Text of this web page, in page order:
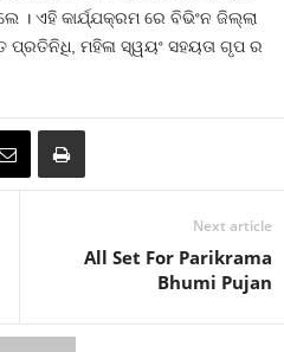
। ଏହି କାର୍ଯ୍ଯକ୍ରମ ରେ ବିଭିଂନ ଜିଲ୍ଲା
ମହିଳା ସ୍ୱୟଂ ସହୟତା ଗୃପ ର
Next article
All Set For Parikrama
Bhumi Pujan